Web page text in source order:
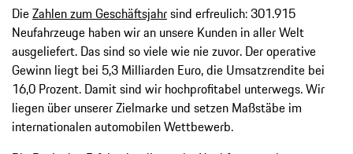
DieZahlen zum Geschäftsjahrsind erfreulich: 301.915
Neufahrzeuge haben wir an unsere Kunden in aller Welt
ausgeliefert. Das sind so viele wie nie zuvor. Der operative
Gewinn liegt bei 5,3 Milliarden Euro, die Umsatzrendite bei
16,0 Prozent. Damit sind wir hochprofitabel unterwegs. Wir
liegen über unserer Zielmarke und setzen Maßstäbe im
internationalen automobilen Wettbewerb.